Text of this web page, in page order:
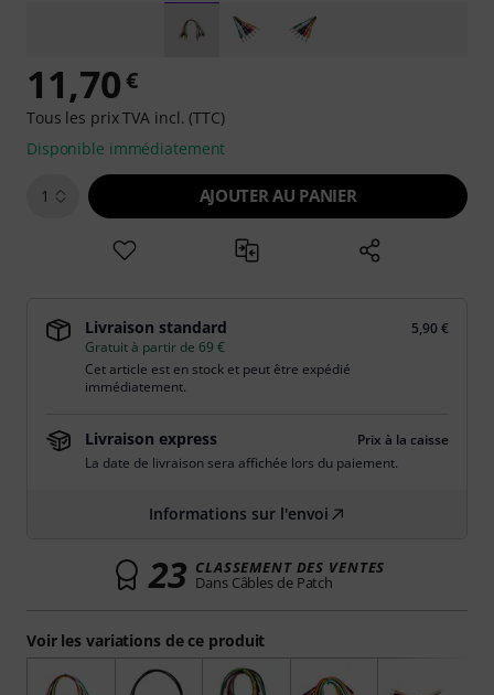
Voir les variations de ce produit
11,70€
Tous les prix TVA incl. (TTC)
Disponible immédiatement
1 AJOUTER AU PANIER
Livraison standard
5,90 €
Gratuit à partir de 69 €
Cet article est en stock et peut être expédié
immédiatement.
Livraison express
Prix à la caisse
La date de livraison sera affichée lors du paiement.
Informations sur l'envoi
23 CLASSEMENT DES VENTES
Dans Câbles de Patch